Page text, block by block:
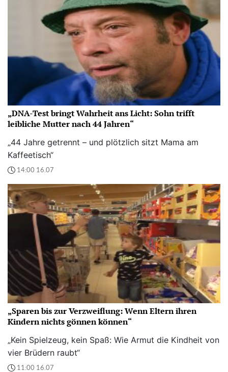
„DNA-Test bringt Wahrheit ans Licht: Sohn trifft
leibliche Mutter nach 44 Jahren“
„44 Jahre getrennt – und plötzlich sitzt Mama am
Kaffeetisch“
14:00 16.07
„Sparen bis zur Verzweiflung: Wenn Eltern ihren
Kindern nichts gönnen können“
„Kein Spielzeug, kein Spaß: Wie Armut die Kindheit von
vier Brüdern raubt“
11:00 16.07